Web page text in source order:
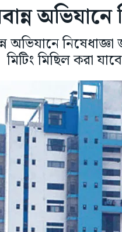
অভিযানে
মিটিং মিছিল করা